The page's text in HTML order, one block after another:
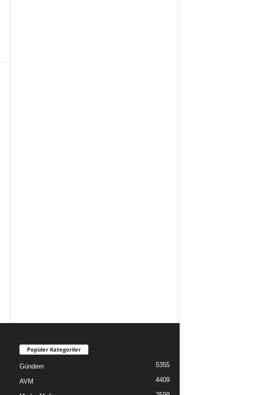
Popüler Kategoriler
Gündem 5355
AVM 4409